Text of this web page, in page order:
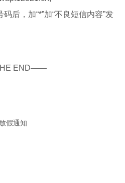
，加“*”加“不良短信内容”发
END——
假通知